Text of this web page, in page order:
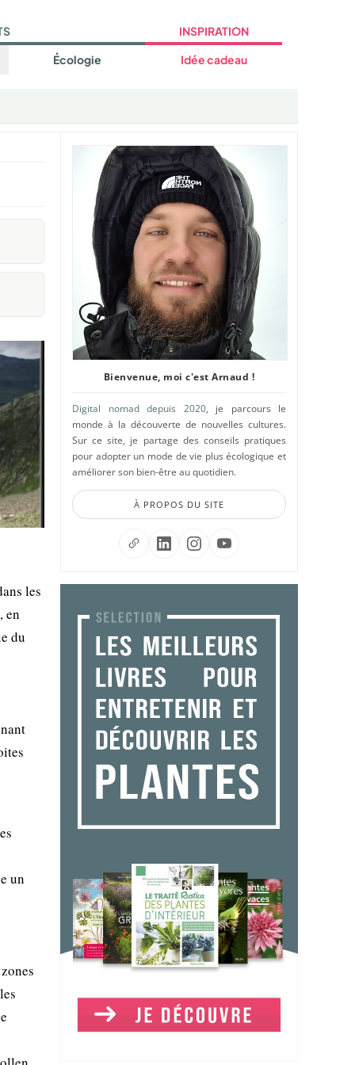
Écologie
INSPIRATION
Idée cadeau
les
en
du
un
Bienvenue, moi c'est Arnaud !
Digital nomad depuis 2020, je parcours le
monde à la découverte de nouvelles cultures.
Sur ce site, je partage des conseils pratiques
pour adopter un mode de vie plus écologique et
améliorer son bien-être au quotidien.
À PROPOS DU SITE